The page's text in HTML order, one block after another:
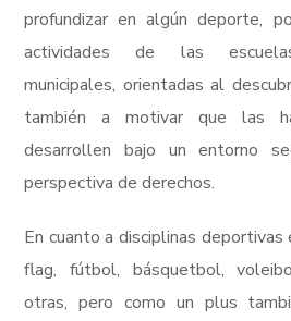
profundizar en algún deporte,
actividades de las
municipales, orientadas al
también a motivar que las
desarrollen bajo un entorno
perspectiva de derechos.
En cuanto a disciplinas
flag, fútbol, básquetbol,
otras, pero como un plus